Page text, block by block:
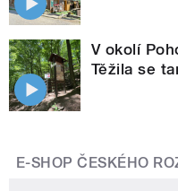
V okolí
Těžila se
E-SHOP ČESKÉHO